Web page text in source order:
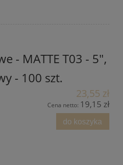
- MATTE T03 - 5",
- 100 szt.
23,55 zł
Cena netto: 19,15 zł
do koszyka